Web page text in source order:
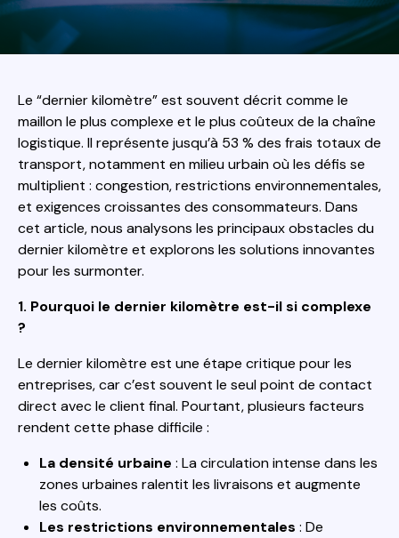
Le “dernier kilomètre” est souvent décrit comme le
maillon le plus complexe et le plus coûteux de la chaîne
logistique. Il représente jusqu’à 53 % des frais totaux de
transport, notamment en milieu urbain où les défis se
multiplient : congestion, restrictions environnementales,
et exigences croissantes des consommateurs. Dans
cet article, nous analysons les principaux obstacles du
dernier kilomètre et explorons les solutions innovantes
pour les surmonter.
1. Pourquoi le dernier kilomètre est-il si complexe
?
Le dernier kilomètre est une étape critique pour les
entreprises, car c’est souvent le seul point de contact
direct avec le client final. Pourtant, plusieurs facteurs
rendent cette phase difficile :
La densité urbaine : La circulation intense dans les
zones urbaines ralentit les livraisons et augmente
les coûts.
Les restrictions environnementales : De